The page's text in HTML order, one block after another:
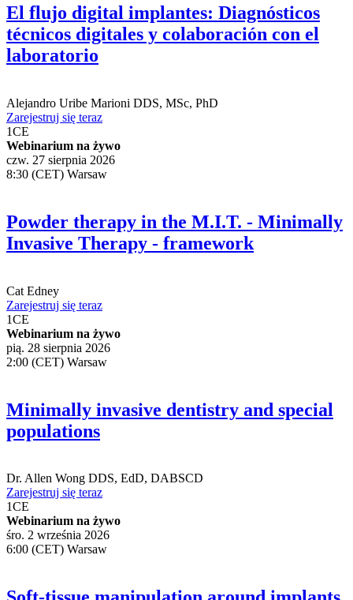
El flujo digital implantes: Diagnósticos
técnicos digitales y colaboración con el
laboratorio
Alejandro Uribe Marioni
Zarejestruj się teraz
1CE
Webinarium na żywo
czw. 27 sierpnia 2026
Powder therapy in the M.I.T. - Minimally
Invasive Therapy - framework
Cat Edney
Zarejestruj się teraz
1CE
Webinarium na żywo
pią. 28 sierpnia 2026
Minimally invasive dentistry and special
populations
Dr.Allen WongDDS, EdD, DABSCD
Zarejestruj się teraz
1CE
Webinarium na żywo
śro. 2 września 2026